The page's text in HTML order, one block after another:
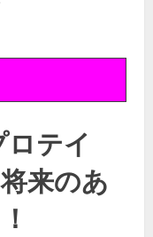
ロテイ
来のあ